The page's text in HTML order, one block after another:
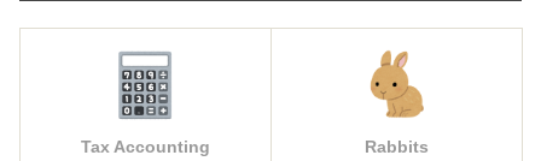
Tax Accounting Rabbits